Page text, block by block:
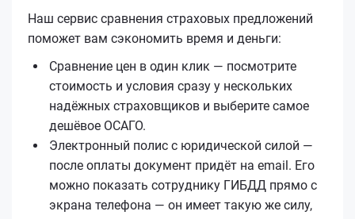
Наш сервис сравнения страховых предложений
поможет вам сэкономить время и деньги:
Сравнение цен в один клик — посмотрите
стоимость и условия сразу у нескольких
надёжных страховщиков и выберите самое
дешёвое ОСАГО.
Электронный полис с юридической силой —
после оплаты документ придёт на email. Его
можно показать сотруднику ГИБДД прямо с
экрана телефона — он имеет такую же силу,